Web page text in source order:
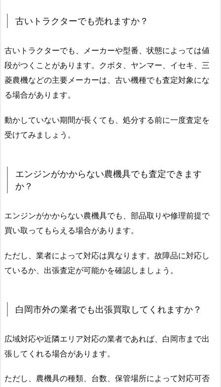
古いトラクターでも売れますか？
古いトラクターでも、メーカーや型番、状態によっては値
段がつくことがあります。クボタ、ヤンマー、イセキ、三
菱農機などの主要メーカーは、古い機種でも査定対象にな
る場合があります。
動かしていない期間が長くても、処分する前に一度査定を
受けてみましょう。
エンジンがかからない農機具でも査定できます
か？
エンジンがかからない農機具でも、部品取りや修理前提で
買い取ってもらえる場合があります。
ただし、業者によって対応は異なります。故障品に対応し
ているか、出張査定が可能かを確認しましょう。
白岡市外の業者でも出張買取してくれますか？
広域対応や近隣エリア対応の業者であれば、白岡市まで出
張してくれる場合があります。
ただし、農機具の種類、台数、保管場所によって対応可否